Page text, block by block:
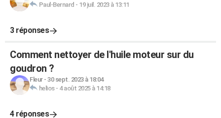
Paul-Bernard - 19 juil. 2023 à 13:11
3 réponses
Comment nettoyer de l'huile moteur sur du
goudron ?
Fleur- 30 sept. 2023 à 18:04
helios- 4 août 2025 à 14:18
4 réponses